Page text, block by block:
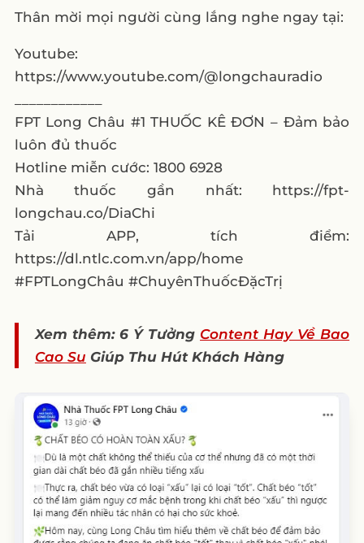
Thân mời mọi người cùng lắng nghe ngay tại:
Youtube:
https://www.youtube.com/@longchauradio
FPT Long Châu #1 THUỐC KÊ ĐƠN – Đảm bảo
luôn đủ thuốc
Hotline miễn cước: 1800 6928
Nhà thuốc gần nhất: https://fpt-
longchau.co/DiaChi
Tải APP, tích điểm:
https://dl.ntlc.com.vn/app/home
#FPTLongChâu #ChuyênThuốcĐặcTrị
Xem thêm: 6 Ý Tưởng Content Hay Về Bao
Cao Su Giúp Thu Hút Khách Hàng